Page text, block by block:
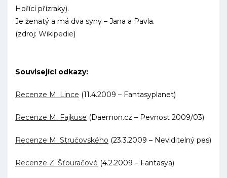
Hořící přízraky).
Je ženatý a má dva syny – Jana a Pavla.
(zdroj: Wikipedie)
Související odkazy:
Recenze M. Lince (11.4.2009 – Fantasyplanet)
Recenze M. Fajkuse (Daemon.cz – Pevnost 2009/03)
Recenze M. Stručovského (23.3.2009 – Neviditelný pes)
Recenze Z. Šťouračové (4.2.2009 – Fantasya)